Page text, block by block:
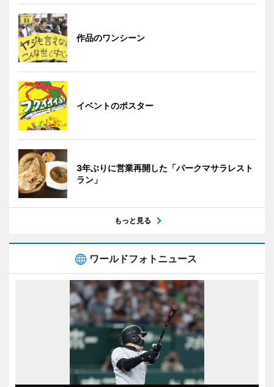
作品のワンシーン
イベントのポスター
3年ぶりに営業再開した「パークマサラレスト
ラン」
もっと見る
ワールドフォトニュース